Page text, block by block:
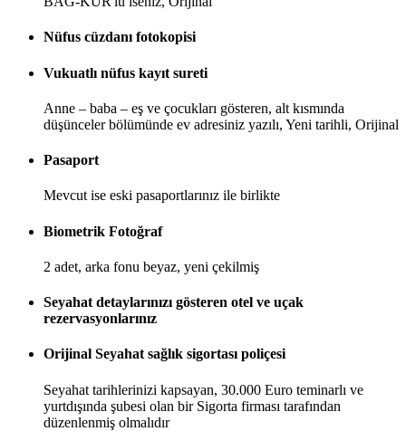
Nüfus cüzdanı fotokopisi
Vukuatlı nüfus kayıt sureti
Anne – baba – eş ve çocukları gösteren, alt kısmında
düşünceler bölümünde ev adresiniz yazılı, Yeni tarihli, Orijinal
Pasaport
Mevcut ise eski pasaportlarınız ile birlikte
Biometrik Fotoğraf
2 adet, arka fonu beyaz, yeni çekilmiş
Seyahat detaylarınızı gösteren otel ve uçak
rezervasyonlarınız
Orijinal Seyahat sağlık sigortası poliçesi
Seyahat tarihlerinizi kapsayan, 30.000 Euro teminarlı ve
yurtdışında şubesi olan bir Sigorta firması tarafından
düzenlenmiş olmalıdır